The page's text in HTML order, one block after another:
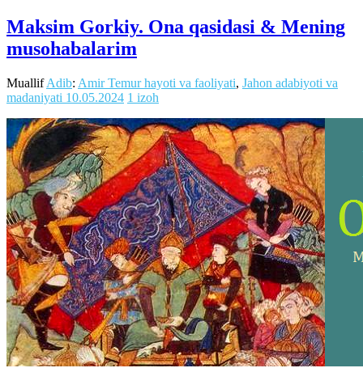
Maksim Gorkiy. Ona qasidasi & Mening
musohabalarim
MuallifAdib: Amir Temur hayoti va faoliyati, Jahon adabiyoti va
madaniyati 10.05.2024 1 izoh